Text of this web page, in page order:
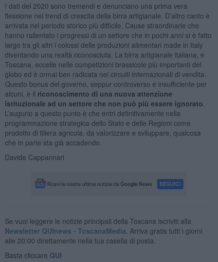
I dati del 2020 sono tremendi e denunciano una prima vera
flessione nel trend di crescita della birra artigianale. D’altro canto è
arrivata nel periodo storico più difficile. Cause straordinarie che
hanno rallentato i progressi di un settore che in pochi anni si è fatto
largo tra gli altri i colossi delle produzioni alimentari made in Italy
diventando una realtà riconosciuta. La birra artigianale italiana, e
Toscana, eccelle nelle competizioni brassicole più importanti del
globo ed è ormai ben radicata nei circuiti internazionali di vendita.
Questo bonus del governo, seppur controverso e insufficiente per
alcuni, è il riconoscimento di una nuova attenzione
istituzionale ad un settore che non può più essere ignorato
L’augurio a questo punto è che entri definitivamente nella
programmazione strategica dello Stato e delle Regioni come
prodotto di filiera agricola, da valorizzare e sviluppare, qualcosa
che in parte sta già accadendo.
Davide Cappannari
Se vuoi leggere le notizie principali della Toscana iscriviti alla
Newsletter QUInews - ToscanaMedia. Arriva gratis tutti i giorni
alle 20:00 direttamente nella tua casella di posta.
Basta cliccare QUI